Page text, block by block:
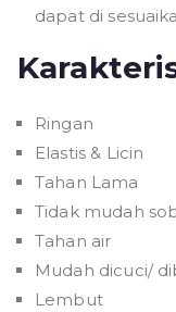
dapat di
Ringan
Elastis & Licin
Tahan Lama
Tidak mudah
Tahan air
Mudah dicuci/
Lembut